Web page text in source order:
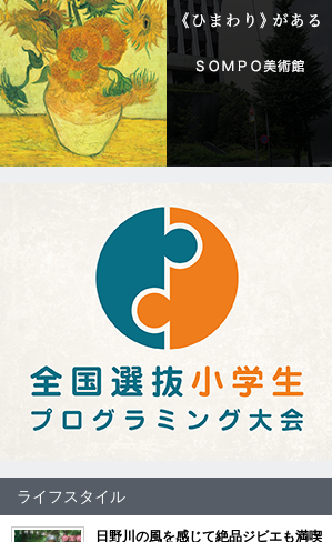
ライフスタイル
日野川の風を感じて絶品ジビエも満